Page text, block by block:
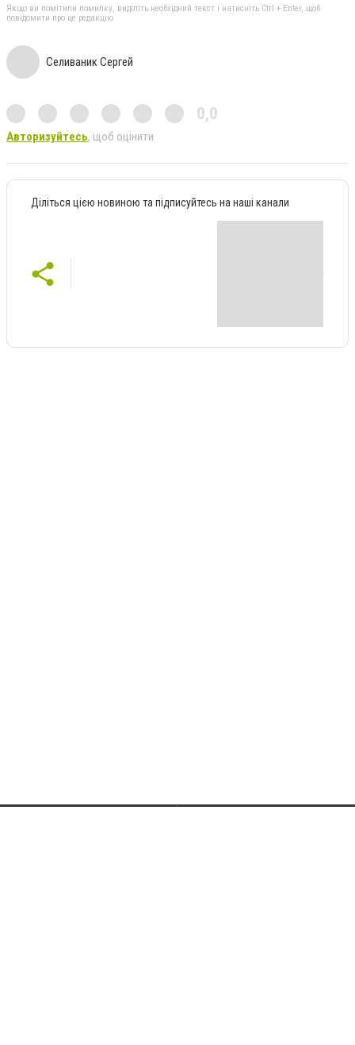
Якщо ви помітили помилку, виділіть необхідний текст і натисніть Ctrl + Enter, щоб
повідомити про це редакцію
Селиваник Сергей
0,0
Авторизуйтесь, щоб оцінити
Діліться цією новиною та підписуйтесь на наші канали